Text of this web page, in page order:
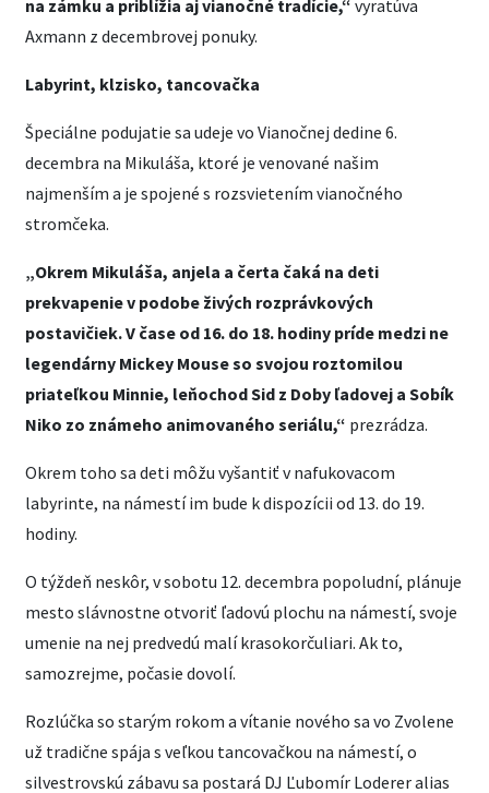
na zámku a priblížia aj vianočné tradície,“ vyratúva
Axmann z decembrovej ponuky.
Labyrint, klzisko, tancovačka
Špeciálne podujatie sa udeje vo Vianočnej dedine 6.
decembra na Mikuláša, ktoré je venované našim
najmenším a je spojené s rozsvietením vianočného
stromčeka.
„Okrem Mikuláša, anjela a čerta čaká na deti
prekvapenie v podobe živých rozprávkových
postavičiek. V čase od 16. do 18. hodiny príde medzi ne
legendárny Mickey Mouse so svojou roztomilou
priateľkou Minnie, leňochod Sid z Doby ľadovej a Sobík
Niko zo známeho animovaného seriálu,“ prezrádza.
Okrem toho sa deti môžu vyšantiť v nafukovacom
labyrinte, na námestí im bude k dispozícii od 13. do 19.
hodiny.
O týždeň neskôr, v sobotu 12. decembra popoludní, plánuje
mesto slávnostne otvoriť ľadovú plochu na námestí, svoje
umenie na nej predvedú malí krasokorčuliari. Ak to,
samozrejme, počasie dovolí.
Rozlúčka so starým rokom a vítanie nového sa vo Zvolene
už tradične spája s veľkou tancovačkou na námestí, o
silvestrovskú zábavu sa postará DJ Ľubomír Loderer alias